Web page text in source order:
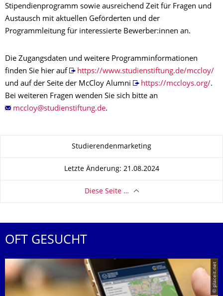
Stipendienprogramm sowie ausreichend Zeit für Fragen und
Austausch mit aktuellen Geförderten und der
Programmleitung für interessierte Bewerber:innen an.
Die Zugangsdaten und weitere Programminformationen
finden Sie hier auf
https://www.studienstiftung.de/mccloy/
und auf der Seite der McCloy Alumni
https://mccloys.org/.
Bei weiteren Fragen wenden Sie sich bitte an
.
Zu dieser SeiteStudierendenmarketing
Letzte Änderung: 21.08.2024
Diese Seite …
OFT GESUCHT
© placeit.net